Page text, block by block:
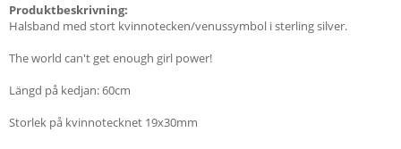
Produktbeskrivning:
Halsband med stort kvinnotecken/venussymbol i sterling silver.
The world can't get enough girl power!
Längd på kedjan: 60cm
Storlek på kvinnotecknet 19x30mm